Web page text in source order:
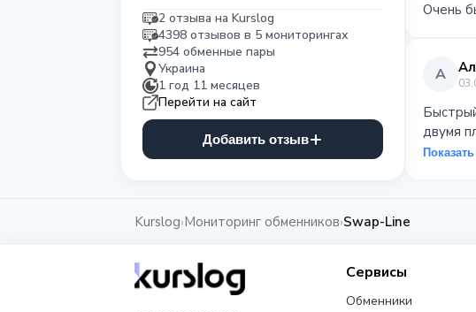
2 отзыва на Kurslog
4398 отзывов в 5 мониторингах
954 обменные пары
Украина
1 год 11 месяцев
Перейти на сайт
Добавить отзыв
Очень
А
двумя
Kurslog›Мониторинг обменников›Swap-Line
Сервисы
Обменники